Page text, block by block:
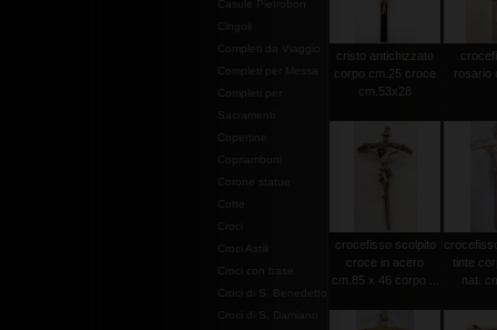
Casule Pietrobon
Cingoli
Completi da Viaggio
Completi per Messa
Completi per
Sacramenti
Copertine
Copriamboni
Corone statue
Cotte
Croci
Croci Astili
Croci con base
Croci di S. Benedetto
Croci di S. Damiano
cristo antichizzato
corpo cm.25 croce
cm.53x28
rosario
crocefisso scolpito
croce in acero
cm.85 x 46 corpo ...
tinte
nat.